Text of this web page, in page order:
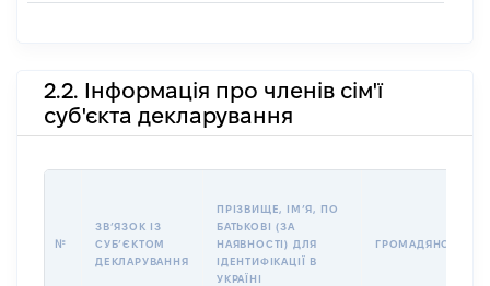
2.2. Інформація про членів сім'ї
суб'єкта декларування
№
ЗВʼЯЗОК ІЗ
СУБʼЄКТОМ
ДЕКЛАРУВАННЯ
ПРІЗВИЩЕ, ІМʼЯ, ПО
БАТЬКОВІ (ЗА
НАЯВНОСТІ) ДЛЯ
ІДЕНТИФІКАЦІЇ В
УКРАЇНІ
ГРОМАДЯНСТВО